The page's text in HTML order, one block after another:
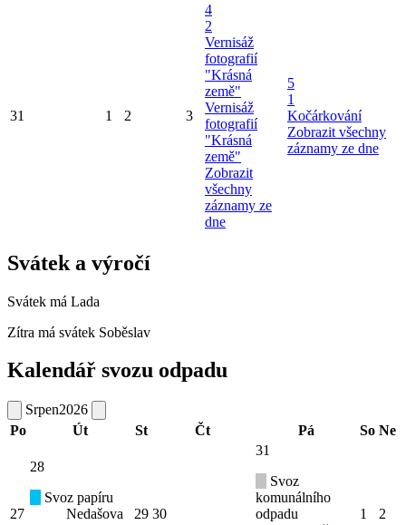
31 1 2 3
4
2
Vernisáž
fotografií
"Krásná
země"
Vernisáž
fotografií
"Krásná
země"
Zobrazit
všechny
záznamy ze
dne
5
1
Kočárkování
Zobrazit všechny
záznamy ze dne
Svátek a výročí
Svátek má Lada
Zítra má svátek Soběslav
Kalendář svozu odpadu
Srpen2026
Po
Út St Čt Pá So Ne
27
28
Svoz papíru
Nedašova
29 30
31
Svoz
komunálního
odpadu
1 2